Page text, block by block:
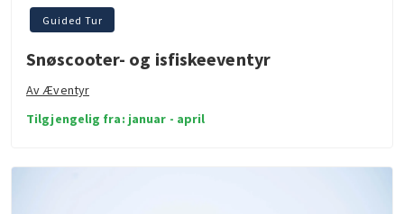
Guided Tur
Snøscooter- og isfiskeeventyr
Av Æventyr
Tilgjengelig fra: januar - april